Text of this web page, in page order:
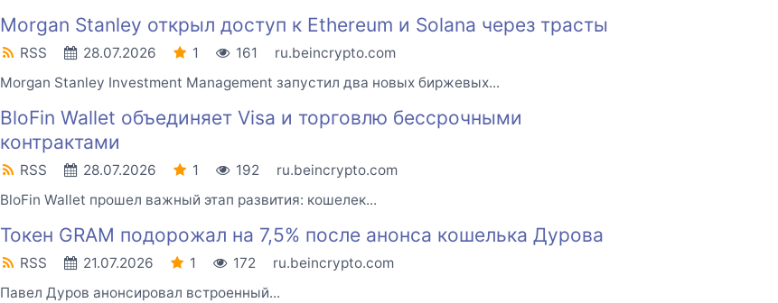
Morgan Stanley открыл доступ к Ethereum и Solana через трасты
RSS 28.07.2026 1 161
ru.beincrypto.com
Morgan Stanley Investment Management запустил два новых биржевых...
BloFin Wallet объединяет Visa и торговлю бессрочными
контрактами
RSS 28.07.2026 1 192
ru.beincrypto.com
BloFin Wallet прошел важный этап развития: кошелек...
Токен GRAM подорожал на 7,5% после анонса кошелька Дурова
RSS 21.07.2026 1 172
ru.beincrypto.com
Павел Дуров анонсировал встроенный...